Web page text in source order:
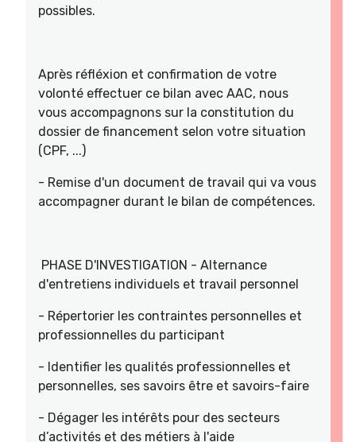
possibles.
Après réfléxion et confirmation de votre
volonté effectuer ce bilan avec AAC, nous
vous accompagnons sur la constitution du
dossier de financement selon votre situation
(CPF, ...)
- Remise d'un document de travail qui va vous
accompagner durant le bilan de compétences.
PHASE D'INVESTIGATION - Alternance
d'entretiens individuels et travail personnel
- Répertorier les contraintes personnelles et
professionnelles du participant
- Identifier les qualités professionnelles et
personnelles, ses savoirs être et savoirs-faire
- Dégager les intérêts pour des secteurs
d’activités et des métiers à l'aide